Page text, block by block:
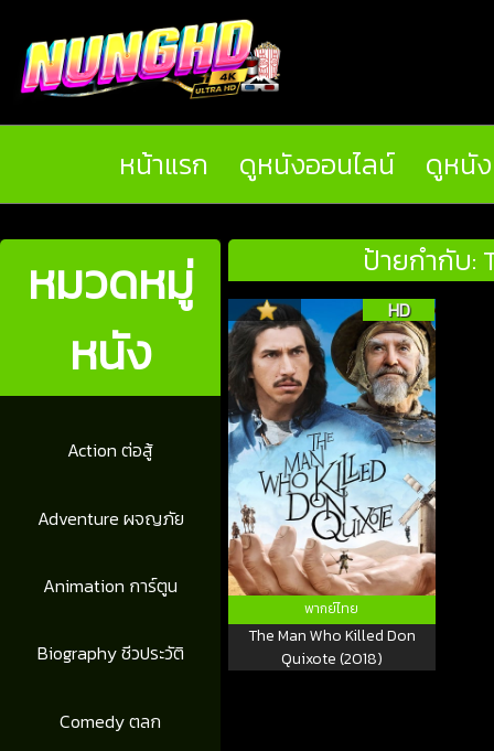
หน้าแรก ดูหนังออนไลน์ ดูหนั
หมวดหมู่
หนัง
Action ต่อสู้
Adventure ผจญภัย
Animation การ์ตูน
Biography ชีวประวัติ
Comedy ตลก
ป้ายกำกับ:
HD
พากย์ไทย
The Man Who Killed Don
Quixote (2018)